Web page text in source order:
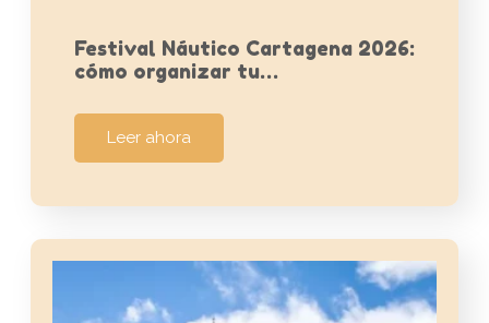
Festival Náutico Cartagena 2026:
cómo organizar tu…
Leer ahora